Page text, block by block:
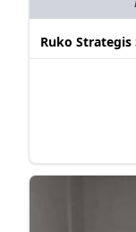
Ruko Strategis